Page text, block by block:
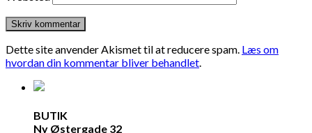
Dette site anvender Akismet til at reducere spam. Læs om
hvordan din kommentar bliver behandlet.
BUTIK
Ny Østergade 32